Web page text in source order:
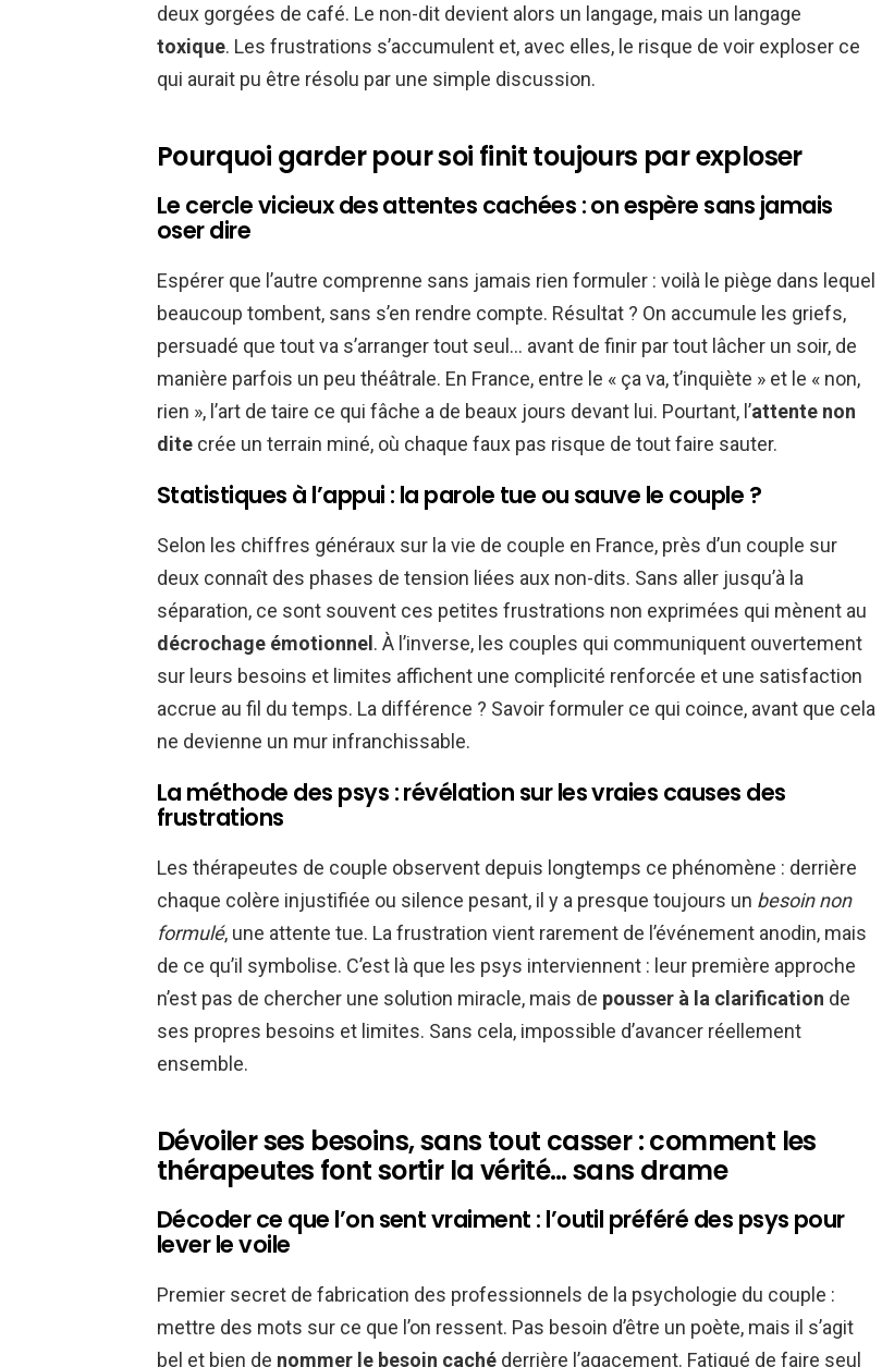
deux gorgées de café. Le non-dit devient alors un langage, mais un langage
toxique. Les frustrations s’accumulent et, avec elles, le risque de voir exploser ce
qui aurait pu être résolu par une simple discussion.
Pourquoi garder pour soi finit toujours par exploser
Le cercle vicieux des attentes cachées : on espère sans jamais
oser dire
Espérer que l’autre comprenne sans jamais rien formuler : voilà le piège dans lequel
beaucoup tombent, sans s’en rendre compte. Résultat ? On accumule les griefs,
persuadé que tout va s’arranger tout seul… avant de finir par tout lâcher un soir, de
manière parfois un peu théâtrale. En France, entre le « ça va, t’inquiète » et le « non,
rien », l’art de taire ce qui fâche a de beaux jours devant lui. Pourtant, l’attente non
dite crée un terrain miné, où chaque faux pas risque de tout faire sauter.
Statistiques à l’appui : la parole tue ou sauve le couple ?
Selon les chiffres généraux sur la vie de couple en France, près d’un couple sur
deux connaît des phases de tension liées aux non-dits. Sans aller jusqu’à la
séparation, ce sont souvent ces petites frustrations non exprimées qui mènent au
décrochage émotionnel. À l’inverse, les couples qui communiquent ouvertement
sur leurs besoins et limites affichent une complicité renforcée et une satisfaction
accrue au fil du temps. La différence ? Savoir formuler ce qui coince, avant que cela
ne devienne un mur infranchissable.
La méthode des psys : révélation sur les vraies causes des
frustrations
Les thérapeutes de couple observent depuis longtemps ce phénomène : derrière
chaque colère injustifiée ou silence pesant, il y a presque toujours un besoin non
formulé, une attente tue. La frustration vient rarement de l’événement anodin, mais
de ce qu’il symbolise. C’est là que les psys interviennent : leur première approche
n’est pas de chercher une solution miracle, mais de pousser à la clarification de
ses propres besoins et limites. Sans cela, impossible d’avancer réellement
ensemble.
Dévoiler ses besoins, sans tout casser : comment les
thérapeutes font sortir la vérité… sans drame
Décoder ce que l’on sent vraiment : l’outil préféré des psys pour
lever le voile
Premier secret de fabrication des professionnels de la psychologie du couple :
mettre des mots sur ce que l’on ressent. Pas besoin d’être un poète, mais il s’agit
bel et bien de nommer le besoin caché derrière l’agacement. Fatigué de faire seul